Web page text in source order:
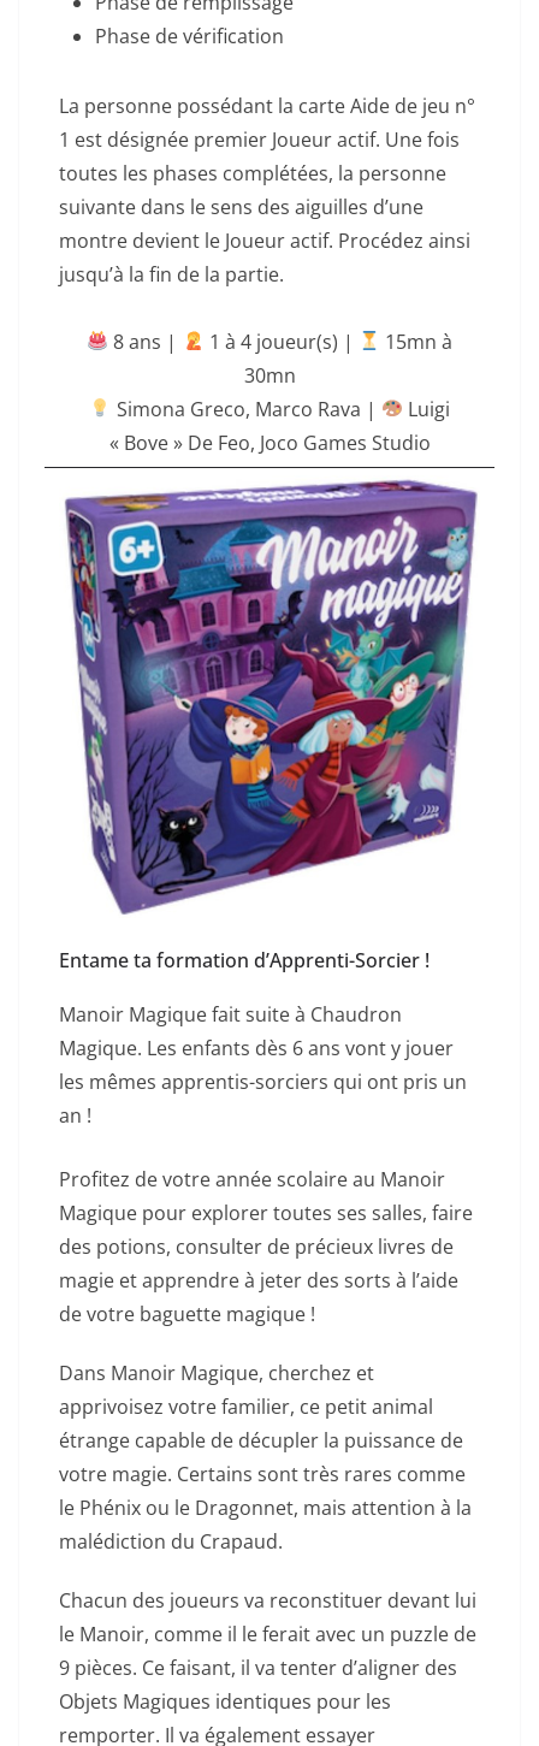
Phase de vérification
La personne possédant la carte Aide de jeu n°
1 est désignée premier Joueur actif. Une fois
toutes les phases complétées, la personne
suivante dans le sens des aiguilles d’une
montre devient le Joueur actif. Procédez ainsi
jusqu’à la fin de la partie.
8 ans | ‍ 1 à 4 joueur(s) |
15mn à
30mn
Simona Greco, Marco Rava |
Luigi
« Bove » De Feo, Joco Games Studio
Entame ta formation d’Apprenti-Sorcier !
Manoir Magique fait suite à Chaudron
Magique. Les enfants dès 6 ans vont y jouer
les mêmes apprentis-sorciers qui ont pris un
an !
Profitez de votre année scolaire au Manoir
Magique pour explorer toutes ses salles, faire
des potions, consulter de précieux livres de
magie et apprendre à jeter des sorts à l’aide
de votre baguette magique !
Dans Manoir Magique, cherchez et
apprivoisez votre familier, ce petit animal
étrange capable de décupler la puissance de
votre magie. Certains sont très rares comme
le Phénix ou le Dragonnet, mais attention à la
malédiction du Crapaud.
Chacun des joueurs va reconstituer devant lui
le Manoir, comme il le ferait avec un puzzle de
9 pièces. Ce faisant, il va tenter d’aligner des
Objets Magiques identiques pour les
remporter. Il va également essayer